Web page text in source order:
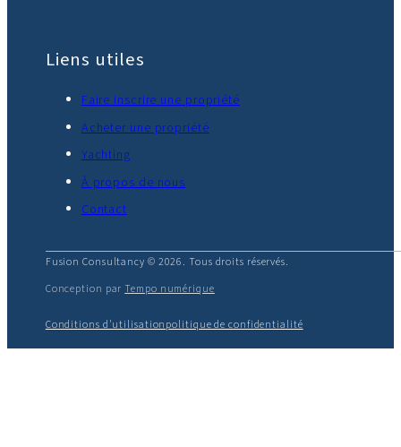
Liens utiles
Faire inscrire une propriété
Acheter une propriété
Yachting
À propos de nous
Contact
Fusion Consultancy © 2026. Tous droits réservés.
Conception par Tempo numérique
Conditions d'utilisationpolitique de confidentialité